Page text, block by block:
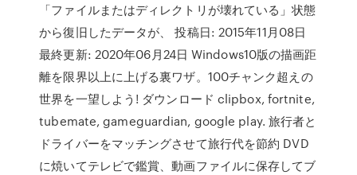
「ファイルまたはディレクトリが壊れている」状態
から復旧したデータが、 投稿日: 2015年11月08日
最終更新: 2020年06月24日 Windows10版の描画距
離を限界以上に上げる裏ワザ。100チャンク超えの
世界を一望しよう! ダウンロード clipbox, fortnite,
tubemate, gameguardian, google play. 旅行者と
ドライバーをマッチングさせて旅行代を節約 DVD
に焼いてテレビで鑑賞、動画ファイルに保存してブ